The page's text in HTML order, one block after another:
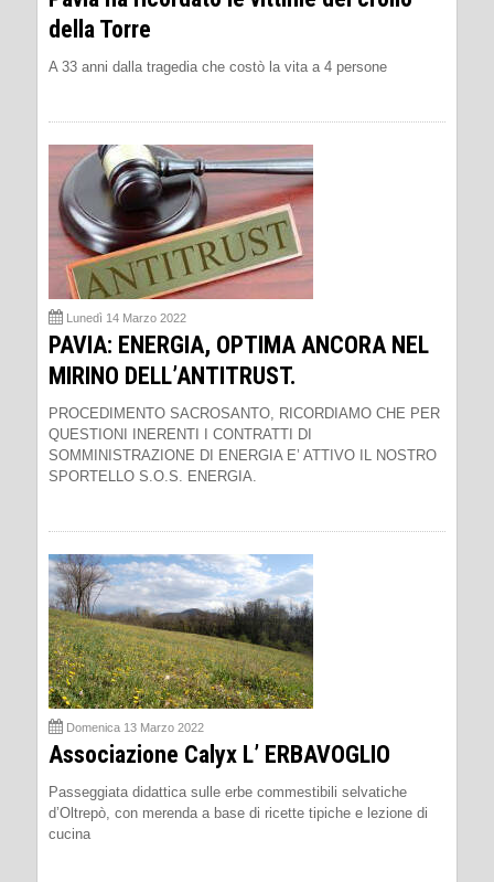
della Torre
A 33 anni dalla tragedia che costò la vita a 4 persone
Lunedì 14 Marzo 2022
PAVIA: ENERGIA, OPTIMA ANCORA NEL
MIRINO DELL’ANTITRUST.
PROCEDIMENTO SACROSANTO, RICORDIAMO CHE PER
QUESTIONI INERENTI I CONTRATTI DI
SOMMINISTRAZIONE DI ENERGIA E’ ATTIVO IL NOSTRO
SPORTELLO S.O.S. ENERGIA.
Domenica 13 Marzo 2022
Associazione Calyx L’ ERBAVOGLIO
Passeggiata didattica sulle erbe commestibili selvatiche
d’Oltrepò, con merenda a base di ricette tipiche e lezione di
cucina